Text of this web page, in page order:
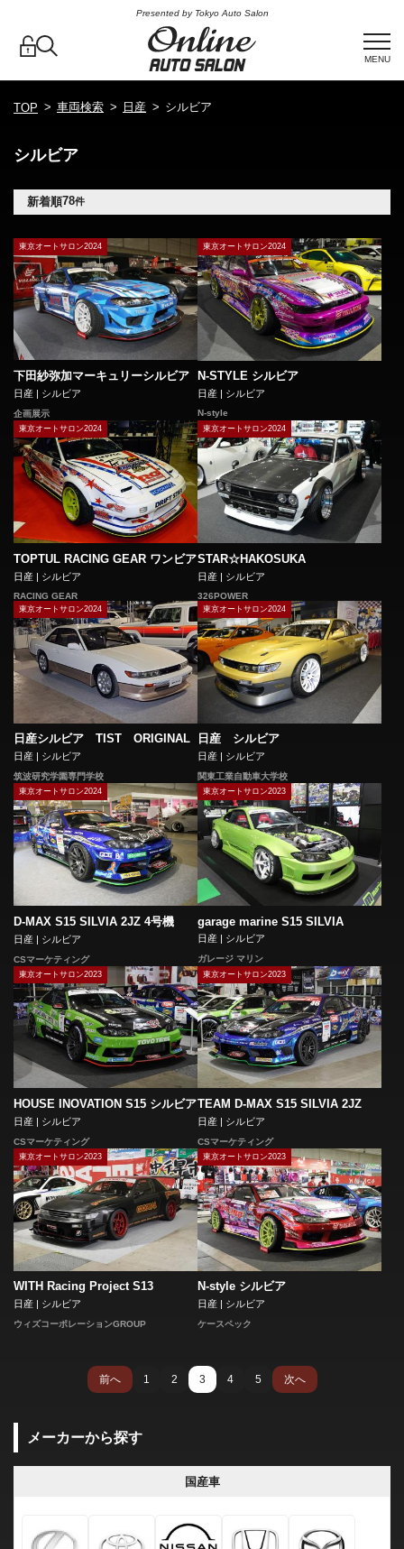
Presented by Tokyo Auto Salon
MENU
TOP 車両検索 日産 シルビア
シルビア
新着順78件
東京オートサロン2024
下田紗弥加マーキュリーシルビア
日産 | シルビア
企画展示
東京オートサロン2024
N-STYLE シルビア
日産 | シルビア
N-style
東京オートサロン2024
TOPTUL RACING GEAR ワンビア
日産 | シルビア
RACING GEAR
東京オートサロン2024
STAR☆HAKOSUKA
日産 | シルビア
326POWER
東京オートサロン2024
日産シルビア TIST ORIGINAL
日産 | シルビア
筑波研究学園専門学校
東京オートサロン2024
日産 シルビア
日産 | シルビア
関東工業自動車大学校
東京オートサロン2024
D-MAX S15 SILVIA 2JZ 4号機
日産 | シルビア
CSマーケティング
東京オートサロン2023
garage marine S15 SILVIA
日産 | シルビア
ガレージ マリン
東京オートサロン2023
HOUSE INOVATION S15 シルビア
日産 | シルビア
CSマーケティング
東京オートサロン2023
TEAM D-MAX S15 SILVIA 2JZ
日産 | シルビア
CSマーケティング
東京オートサロン2023
WITH Racing Project S13
日産 | シルビア
ウィズコーポレーションGROUP
東京オートサロン2023
N-style シルビア
日産 | シルビア
ケースペック
前へ 1 2 3 4 5 次へ
メーカーから探す
国産車